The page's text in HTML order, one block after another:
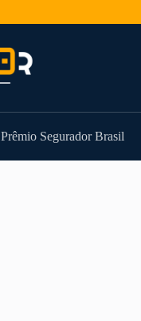
Prêmio Segurador Brasil